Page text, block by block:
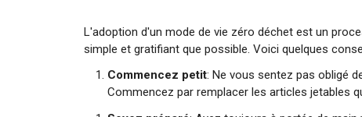
L'adoption d'un mode de vie zéro déchet est un
simple et gratifiant que possible. Voici quelques
Commencez petit: Ne vous sentez pas obligé
Commencez par remplacer les articles jetables